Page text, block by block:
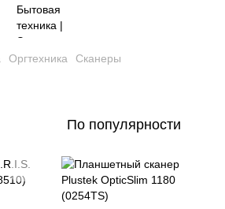
Оргтехника Сканеры
По популярности